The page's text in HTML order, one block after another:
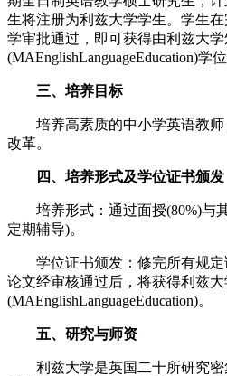
生将注册为利兹大学学生。学生
学审批通过，即可获得由利兹大
(MAEnglishLanguageEducation)学位
三、培养目标
培养高素质的中小学英语教师
改革。
四、培养形式及学位证书颁发
培养形式：通过面授(80%)与
定期辅导)。
学位证书颁发：修完所有规定
论文经审核通过后，将获得利兹
(MAEnglishLanguageEducation)。
五、研究与师资
利兹大学是英国二十所研究密